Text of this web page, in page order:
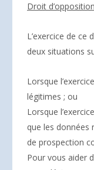
Droit d’opposition
L’exercice de ce
deux situations
Lorsque
légitimes ; ou
Lorsque
que les données
de prospection
Pour vous aider